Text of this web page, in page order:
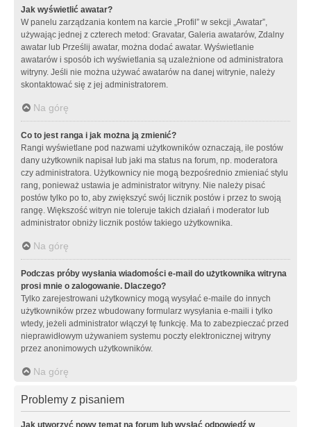
Jak wyświetlić awatar?
W panelu zarządzania kontem na karcie „Profil” w sekcji „Awatar”,
używając jednej z czterech metod: Gravatar, Galeria awatarów, Zdalny
awatar lub Prześlij awatar, można dodać awatar. Wyświetlanie
awatarów i sposób ich wyświetlania są uzależnione od administratora
witryny. Jeśli nie można używać awatarów na danej witrynie, należy
skontaktować się z jej administratorem.
Na górę
Co to jest ranga i jak można ją zmienić?
Rangi wyświetlane pod nazwami użytkowników oznaczają, ile postów
dany użytkownik napisał lub jaki ma status na forum, np. moderatora
czy administratora. Użytkownicy nie mogą bezpośrednio zmieniać stylu
rang, ponieważ ustawia je administrator witryny. Nie należy pisać
postów tylko po to, aby zwiększyć swój licznik postów i przez to swoją
rangę. Większość witryn nie toleruje takich działań i moderator lub
administrator obniży licznik postów takiego użytkownika.
Na górę
Podczas próby wysłania wiadomości e-mail do użytkownika witryna
prosi mnie o zalogowanie. Dlaczego?
Tylko zarejestrowani użytkownicy mogą wysyłać e-maile do innych
użytkowników przez wbudowany formularz wysyłania e-maili i tylko
wtedy, jeżeli administrator włączył tę funkcję. Ma to zabezpieczać przed
nieprawidłowym używaniem systemu poczty elektronicznej witryny
przez anonimowych użytkowników.
Na górę
Problemy z pisaniem
Jak utworzyć nowy temat na forum lub wysłać odpowiedź w